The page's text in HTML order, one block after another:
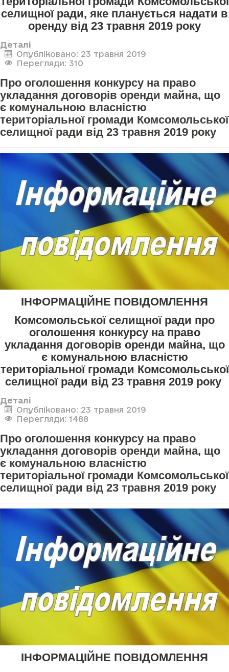
селищної ради, яке планується надати в
оренду від 23 травня 2019 року
Деталі
Опубліковано: 23 травня 2019
Перегляди: 310
Про оголошення конкурсу на право
укладання договорів оренди майна, що
є комунальною власністю
територіальної громади Комсомольської
селищної ради від 23 травня 2019 року
ІНФОРМАЦІЙНЕ ПОВІДОМЛЕННЯ
Комсомольської селищної ради про
оголошення конкурсу на право
укладання договорів оренди майна, що
є комунальною власністю
територіальної громади Комсомольської
селищної ради від 23 травня 2019 року
Деталі
Опубліковано: 23 травня 2019
Перегляди: 1488
Про оголошення конкурсу на право
укладання договорів оренди майна, що
є комунальною власністю
територіальної громади Комсомольської
селищної ради від 23 травня 2019 року
ІНФОРМАЦІЙНЕ ПОВІДОМЛЕННЯ